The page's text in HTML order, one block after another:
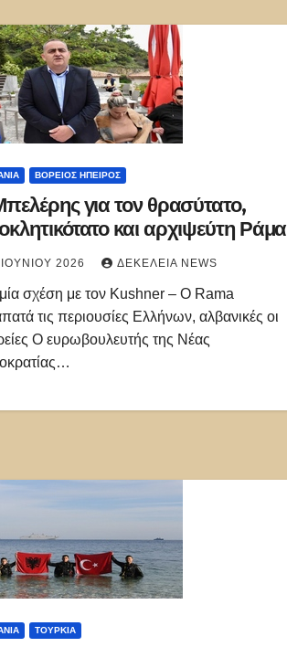
ΒΌΡΕΙΟΣ ΉΠΕΙΡΟΣ
για τον θρασύτατο,
και αρχιψεύτη Ράμα
2026 ΔΕΚΈΛΕΙΑ NEWS
σχέση με τον Kushner – Ο Rama
τις περιουσίες Ελλήνων, αλβανικές οι
Ο ευρωβουλευτής της Νέας
ΤΟΥΡΚΊΑ